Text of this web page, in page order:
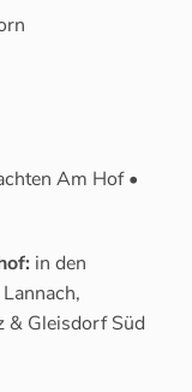
Am Hof •
in den
& Gleisdorf Süd